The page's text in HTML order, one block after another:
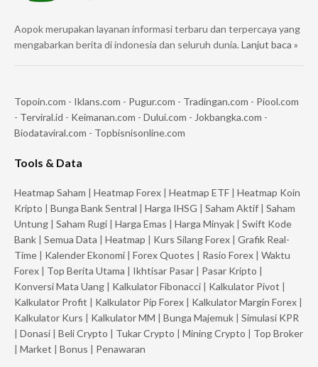
Aopok merupakan layanan informasi terbaru dan terpercaya yang
mengabarkan berita di indonesia dan seluruh dunia. Lanjut baca »
Topoin.com - Iklans.com - Pugur.com - Tradingan.com - Piool.com
- Terviral.id - Keimanan.com - Dului.com - Jokbangka.com -
Biodataviral.com - Topbisnisonline.com
Tools & Data
Heatmap Saham | Heatmap Forex | Heatmap ETF | Heatmap Koin
Kripto | Bunga Bank Sentral | Harga IHSG | Saham Aktif | Saham
Untung | Saham Rugi | Harga Emas | Harga Minyak | Swift Kode
Bank | Semua Data | Heatmap | Kurs Silang Forex | Grafik Real-
Time | Kalender Ekonomi | Forex Quotes | Rasio Forex | Waktu
Forex | Top Berita Utama | Ikhtisar Pasar | Pasar Kripto |
Konversi Mata Uang | Kalkulator Fibonacci | Kalkulator Pivot |
Kalkulator Profit | Kalkulator Pip Forex | Kalkulator Margin Forex |
Kalkulator Kurs | Kalkulator MM | Bunga Majemuk | Simulasi KPR
| Donasi | Beli Crypto | Tukar Crypto | Mining Crypto | Top Broker
| Market | Bonus | Penawaran